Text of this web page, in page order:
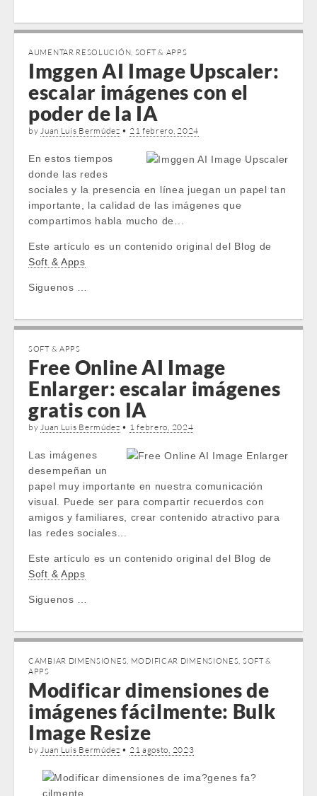
AUMENTAR RESOLUCIÓN, SOFT & APPS
Imggen AI Image Upscaler:
escalar imágenes con el
poder de la IA
byJuan Luis Bermúdez • 21 febrero, 2024
En estos tiempos
donde las redes
sociales y la presencia en línea juegan un papel tan
importante, la calidad de las imágenes que
compartimos habla mucho de...
Este artículo es un contenido original del Blog de
Soft & Apps
Siguenos …
SOFT & APPS
Free Online AI Image
Enlarger: escalar imágenes
gratis con IA
byJuan Luis Bermúdez • 1 febrero, 2024
Las imágenes
desempeñan un
papel muy importante en nuestra comunicación
visual. Puede ser para compartir recuerdos con
amigos y familiares, crear contenido atractivo para
las redes sociales...
Este artículo es un contenido original del Blog de
Soft & Apps
Siguenos …
CAMBIAR DIMENSIONES, MODIFICAR DIMENSIONES, SOFT &
APPS
Modificar dimensiones de
imágenes fácilmente: Bulk
Image Resize
byJuan Luis Bermúdez • 21 agosto, 2023